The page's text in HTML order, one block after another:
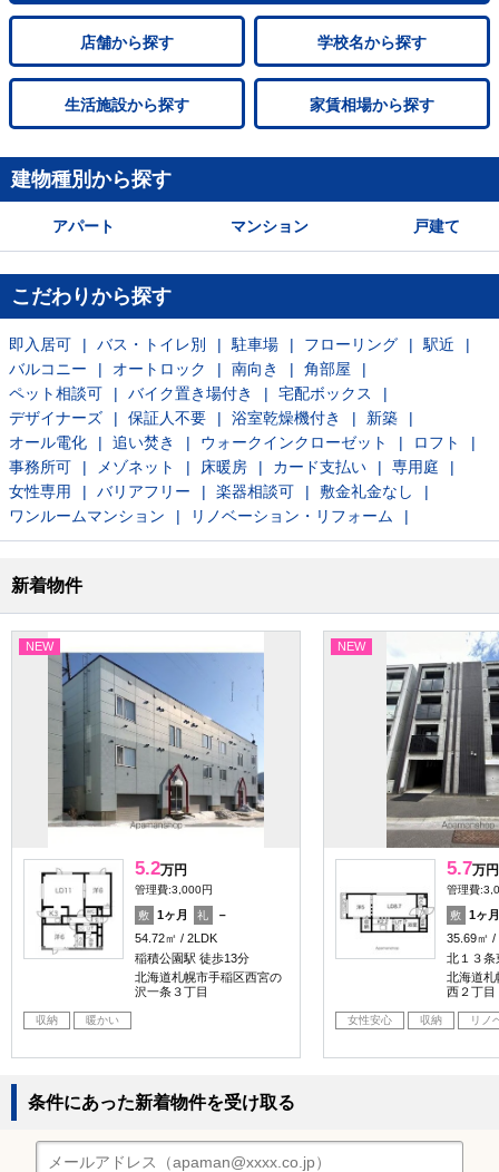
店舗から探す 学校名から探す
生活施設から探す 家賃相場から探す
建物種別から探す
アパート マンション 戸建て
こだわりから探す
即入居可 バス・トイレ別 駐車場 フローリング
駅近
バルコニー
オートロック 南向き
角部屋
ペット相談可
バイク置き場付き
宅配ボックス
デザイナーズ
保証人不要 浴室乾燥機付き
新築
オール電化
追い焚き ウォークインクローゼット
ロフト
事務所可
メゾネット 床暖房 カード支払い
専用庭
女性専用
バリアフリー 楽器相談可
敷金礼金なし
ワンルームマンション
リノベーション・リフォーム
新着物件
NEW
5.2万円
管理費:3,000円
敷 1ヶ月 礼
－
54.72㎡
2LDK
稲積公園駅 徒歩13分
北海道札幌市手稲区西宮の
沢一条３丁目
収納 暖かい
NEW
5.7万円
管理費
敷
1ヶ月
35.69㎡
北１３条
北海道札
西２丁目
女性安心 収納 リノ
条件にあった新着物件を受け取る